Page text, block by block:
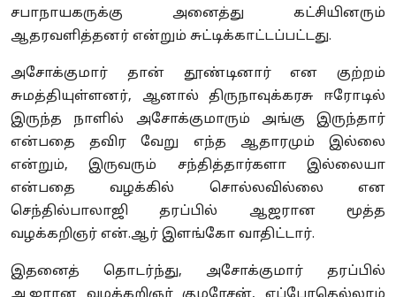
சபாநாயகருக்கு அனைத்து கட்சியினரும்
ஆதரவளித்தனர் என்றும் சுட்டிக்காட்டப்பட்டது.
அசோக்குமார் தான் தூண்டினார் என குற்றம்
சுமத்தியுள்ளனர், ஆனால் திருநாவுக்கரசு ஈரோடில்
இருந்த நாளில் அசோக்குமாரும் அங்கு இருந்தார்
என்பதை தவிர வேறு எந்த ஆதாரமும் இல்லை
என்றும், இருவரும் சந்தித்தார்களா இல்லையா
என்பதை வழக்கில் சொல்லவில்லை என
செந்தில்பாலாஜி தரப்பில் ஆஜரான மூத்த
வழக்கறிஞர் என்.ஆர் இளங்கோ வாதிட்டார்.
இதனைத் தொடர்ந்து, அசோக்குமார் தரப்பில்